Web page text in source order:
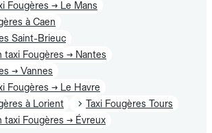
Fougères → Le Mans
à Caen
Saint-Brieuc
taxi Fougères → Nantes
→ Vannes
Fougères → Le Havre
à Lorient
Taxi Fougères Tours
taxi Fougères → Évreux